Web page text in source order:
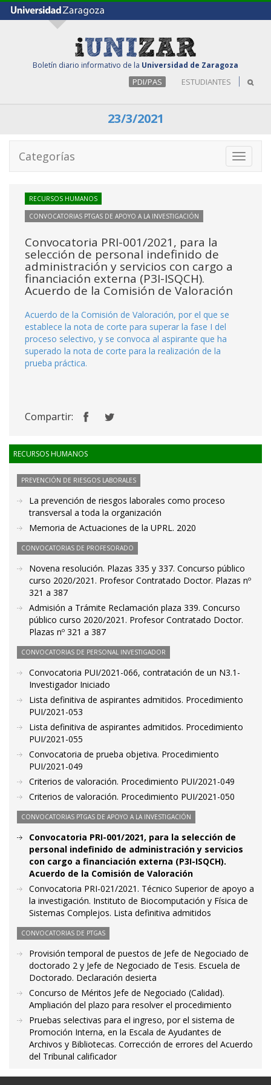
Boletín diario informativo de la Universidad de Zaragoza
PDI/PAS ESTUDIANTES
23/3/2021
Toggle
Categorías
RECURSOS HUMANOS
CONVOCATORIAS PTGAS DE APOYO A LA INVESTIGACIÓN
Convocatoria PRI-001/2021, para la
selección de personal indefinido de
administración y servicios con cargo a
financiación externa (P3I-ISQCH).
Acuerdo de la Comisión de Valoración
Acuerdo de la Comisión de Valoración, por el que se
establece la nota de corte para superar la fase I del
proceso selectivo, y se convoca al aspirante que ha
superado la nota de corte para la realización de la
prueba práctica.
Compartir:
RECURSOS HUMANOS
PREVENCIÓN DE RIESGOS LABORALES
La prevención de riesgos laborales como proceso
transversal a toda la organización
Memoria de Actuaciones de la UPRL. 2020
CONVOCATORIAS DE PROFESORADO
Novena resolución. Plazas 335 y 337. Concurso público
curso 2020/2021. Profesor Contratado Doctor. Plazas nº
321 a 387
Admisión a Trámite Reclamación plaza 339. Concurso
público curso 2020/2021. Profesor Contratado Doctor.
Plazas nº 321 a 387
CONVOCATORIAS DE PERSONAL INVESTIGADOR
Convocatoria PUI/2021-066, contratación de un N3.1-
Investigador Iniciado
Lista definitiva de aspirantes admitidos. Procedimiento
PUI/2021-053
Lista definitiva de aspirantes admitidos. Procedimiento
PUI/2021-055
Convocatoria de prueba objetiva. Procedimiento
PUI/2021-049
Criterios de valoración. Procedimiento PUI/2021-049
Criterios de valoración. Procedimiento PUI/2021-050
CONVOCATORIAS PTGAS DE APOYO A LA INVESTIGACIÓN
Convocatoria PRI-001/2021, para la selección de
personal indefinido de administración y servicios
con cargo a financiación externa (P3I-ISQCH).
Acuerdo de la Comisión de Valoración
Convocatoria PRI-021/2021. Técnico Superior de apoyo a
la investigación. Instituto de Biocomputación y Física de
Sistemas Complejos. Lista definitiva admitidos
CONVOCATORIAS DE PTGAS
Provisión temporal de puestos de Jefe de Negociado de
doctorado 2 y Jefe de Negociado de Tesis. Escuela de
Doctorado. Declaración desierta
Concurso de Méritos Jefe de Negociado (Calidad).
Ampliación del plazo para resolver el procedimiento
Pruebas selectivas para el ingreso, por el sistema de
Promoción Interna, en la Escala de Ayudantes de
Archivos y Bibliotecas. Corrección de errores del Acuerdo
del Tribunal calificador